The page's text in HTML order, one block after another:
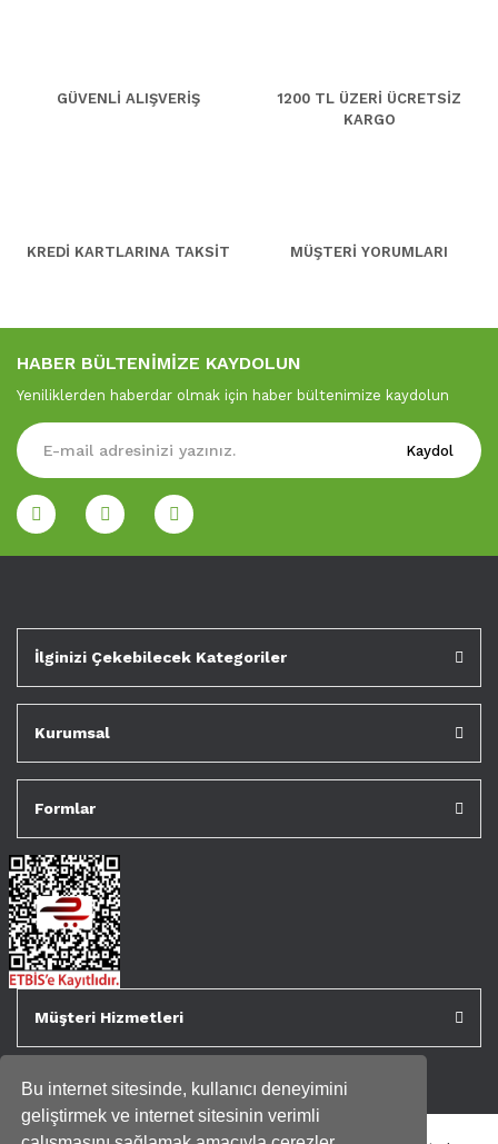
Bu internet sitesinde, kullanıcı deneyimini
geliştirmek ve internet sitesinin verimli
GÜVENLİ ALIŞVERİŞ
1200 TL ÜZERİ ÜCRETSİZ
KARGO
KREDİ KARTLARINA TAKSİT MÜŞTERİ YORUMLARI
HABER BÜLTENİMİZE KAYDOLUN
Yeniliklerden haberdar olmak için haber bültenimize kaydolun
Kaydol
İlginizi Çekebilecek Kategoriler
Kurumsal
Formlar
Müşteri Hizmetleri